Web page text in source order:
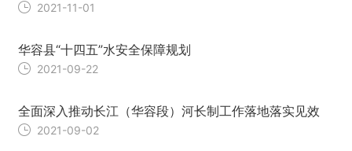
2021-11-01
华容县“十四五”水安全保障规划
2021-09-22
全面深入推动长江（华容段）河长制工作落地落实见效
2021-09-02